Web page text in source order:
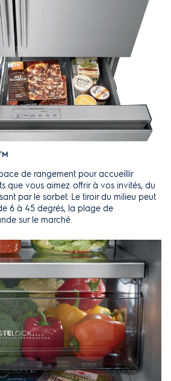
DE PRODUIT
COMMENTAIRES
CONSEILLÉ
de rangement pour accueillir
que vous aimez offrir à vos invités, du
par le sorbet. Le tiroir du milieu peut
6 à 45 degrés, la plage de
sur le marché.